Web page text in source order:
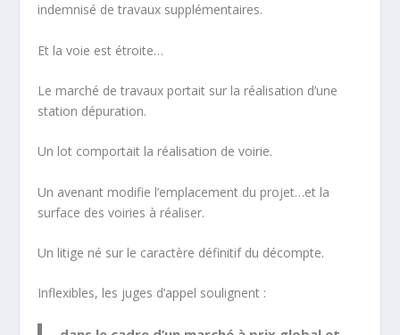
indemnisé de travaux supplémentaires.
Et la voie est étroite…
Le marché de travaux portait sur la réalisation d’une
station dépuration.
Un lot comportait la réalisation de voirie.
Un avenant modifie l’emplacement du projet…et la
surface des voiries à réaliser.
Un litige né sur le caractère définitif du décompte.
Inflexibles, les juges d’appel soulignent :